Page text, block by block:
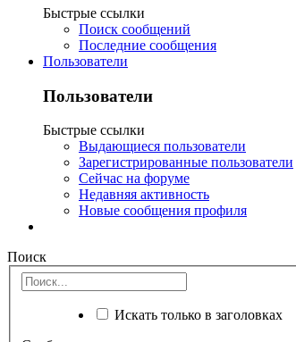
Быстрые ссылки
Поиск сообщений
Последние сообщения
Пользователи
Пользователи
Быстрые ссылки
Выдающиеся пользователи
Зарегистрированные пользователи
Сейчас на форуме
Недавняя активность
Новые сообщения профиля
Поиск
Искать только в заголовках